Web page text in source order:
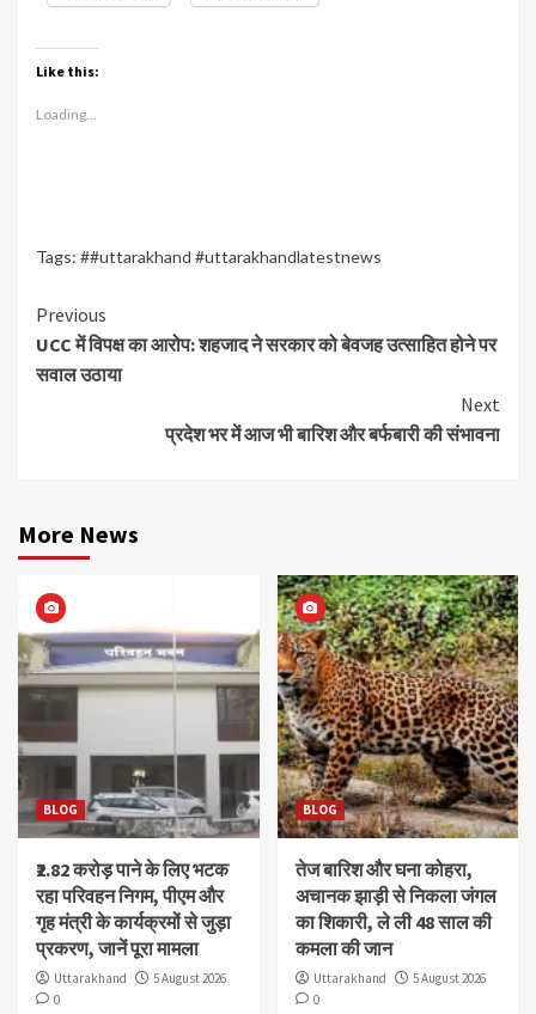
Like this:
Loading...
Tags: ##uttarakhand #uttarakhandlatestnews
Continue
Reading
Previous
UCC में विपक्ष का आरोप: शहजाद ने सरकार को बेवजह उत्साहित होने पर
सवाल उठाया
Next
प्रदेश भर में आज भी बारिश और बर्फबारी की संभावना
More News
BLOG
₹2.82 करोड़ पाने के लिए भटक
रहा परिवहन निगम, पीएम और
गृह मंत्री के कार्यक्रमों से जुड़ा
प्रकरण, जानें पूरा मामला
Uttarakhand
5 August 2026
0
BLOG
तेज बारिश और घना कोहरा,
अचानक झाड़ी से निकला जंगल
का शिकारी, ले ली 48 साल की
कमला की जान
Uttarakhand
5 August 2026
0